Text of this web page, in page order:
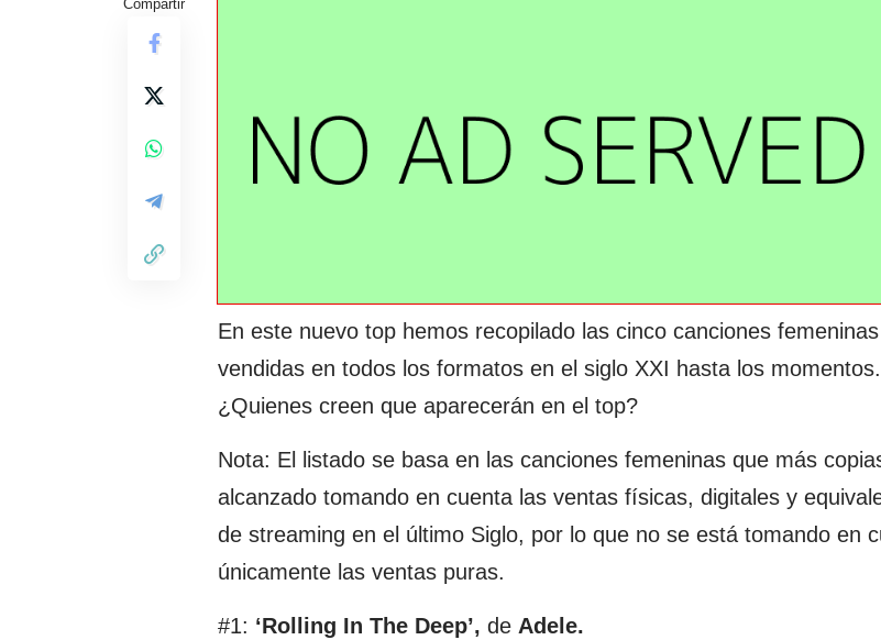
Compartir
En este nuevo top hemos recopilado las cinco canciones
vendidas en todos los formatos en el siglo XXI hasta los momentos.
¿Quienes creen que aparecerán en el top?
Nota: El listado se basa en las canciones femeninas que más
alcanzado tomando en cuenta las ventas físicas, digitales y
de streaming en el último Siglo, por lo que no se está tomando en
únicamente las ventas puras.
#1: ‘Rolling In The Deep’, de Adele.